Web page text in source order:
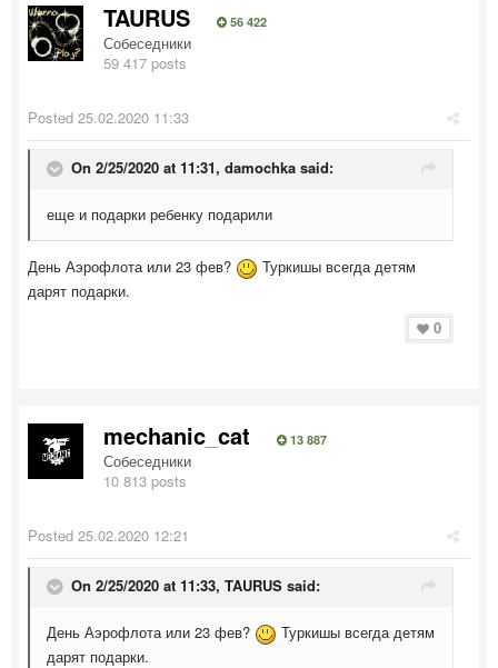
TAURUS 56 422
Собеседники
59 417 posts
Posted 25.02.2020 11:33
On 2/25/2020 at 11:31, damochka said:
еще и подарки ребенку подарили
День Аэрофлота или 23 фев?
Туркишы всегда детям
дарят подарки.
0
mechanic_cat 13 887
Собеседники
10 813 posts
Posted 25.02.2020 12:21
On 2/25/2020 at 11:33, TAURUS said:
День Аэрофлота или 23 фев?
Туркишы всегда детям
дарят подарки.